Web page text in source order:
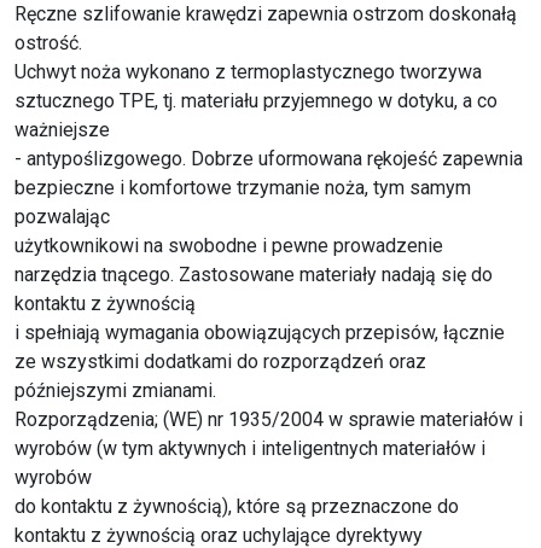
Ręczne szlifowanie krawędzi zapewnia ostrzom doskonałą
ostrość.
Uchwyt noża wykonano z termoplastycznego tworzywa
sztucznego TPE, tj. materiału przyjemnego w dotyku, a co
ważniejsze
- antypoślizgowego. Dobrze uformowana rękojeść zapewnia
bezpieczne i komfortowe trzymanie noża, tym samym
pozwalając
użytkownikowi na swobodne i pewne prowadzenie
narzędzia tnącego. Zastosowane materiały nadają się do
kontaktu z żywnością
i spełniają wymagania obowiązujących przepisów, łącznie
ze wszystkimi dodatkami do rozporządzeń oraz
późniejszymi zmianami.
Rozporządzenia; (WE) nr 1935/2004 w sprawie materiałów i
wyrobów (w tym aktywnych i inteligentnych materiałów i
wyrobów
do kontaktu z żywnością), które są przeznaczone do
kontaktu z żywnością oraz uchylające dyrektywy